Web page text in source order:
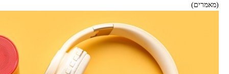
(מאמרים)